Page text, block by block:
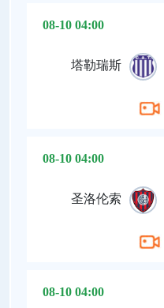
08-10 04:00
塔勒瑞斯
08-10 04:00
圣洛伦索
08-10 04:00